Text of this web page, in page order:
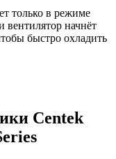
только в режиме
вентилятор начнёт
быстро охладить
Centek